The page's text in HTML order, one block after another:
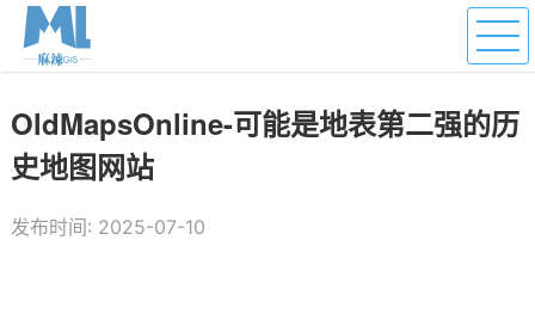
OldMapsOnline-可能是地表第二强的历
史地图网站
发布时间: 2025-07-10